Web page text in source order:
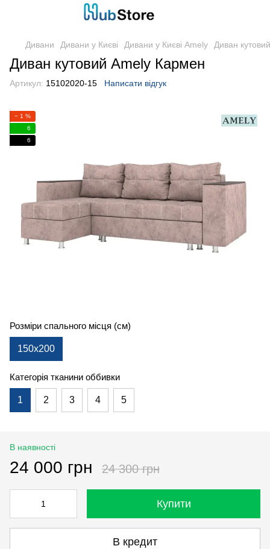
Дивани Дивани у Києві Дивани у Києві Amely Диван
Диван кутовий Amely Кармен
Артикул: 15102020-15 Написати відгук
− 1 %
6
6
Розміри спального місця (см)
150x200
Категорія тканини оббивки
1 2 3 4 5
В наявності
24 000 грн 24 300 грн
Купити
В кредит